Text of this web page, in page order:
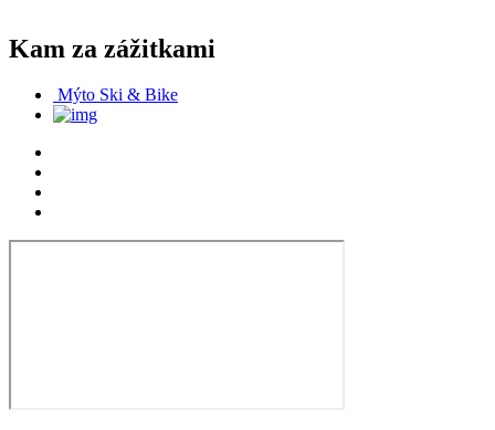
Kam za zážitkami
Mýto Ski & Bike